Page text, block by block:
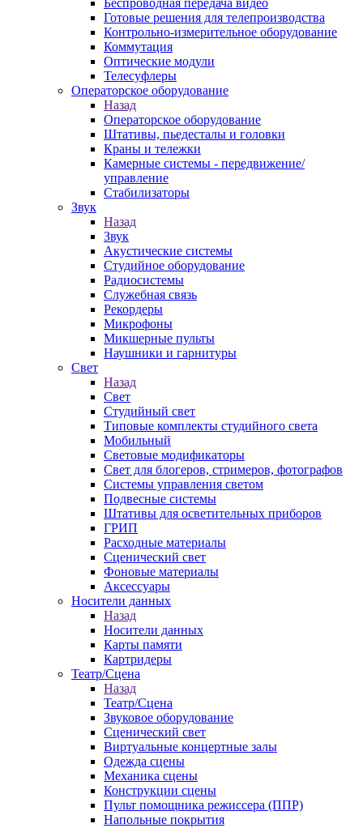
Беспроводная передача видео
Готовые решения для телепроизводства
Контрольно-измерительное оборудование
Коммутация
Оптические модули
Телесуфлеры
Операторское оборудование
Назад
Операторское оборудование
Штативы, пьедесталы и головки
Краны и тележки
Камерные системы - передвижение/
управление
Стабилизаторы
Звук
Назад
Звук
Акустические системы
Студийное оборудование
Радиосистемы
Служебная связь
Рекордеры
Микрофоны
Микшерные пульты
Наушники и гарнитуры
Свет
Назад
Свет
Студийный свет
Типовые комплекты студийного света
Мобильный
Световые модификаторы
Свет для блогеров, стримеров, фотографов
Системы управления светом
Подвесные системы
Штативы для осветительных приборов
ГРИП
Расходные материалы
Сценический свет
Фоновые материалы
Аксессуары
Носители данных
Назад
Носители данных
Карты памяти
Картридеры
Театр/Сцена
Назад
Театр/Сцена
Звуковое оборудование
Сценический свет
Виртуальные концертные залы
Одежда сцены
Механика сцены
Конструкции сцены
Пульт помощника режиссера (ППР)
Напольные покрытия